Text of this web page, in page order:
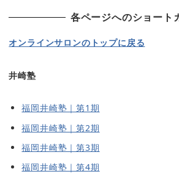
各ページへのショート
オンラインサロンのトップに戻る
井崎塾
福岡井崎塾｜第1期
福岡井崎塾｜第2期
福岡井崎塾｜第3期
福岡井崎塾｜第4期